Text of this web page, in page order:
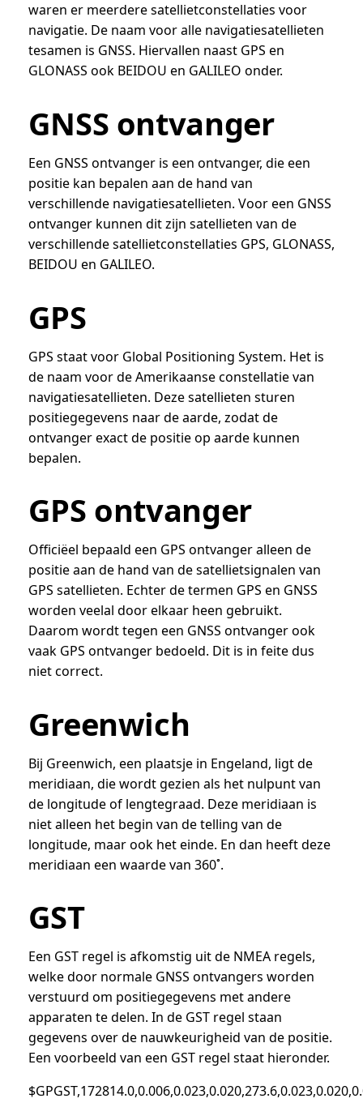
waren er meerdere satellietconstellaties voor
navigatie. De naam voor alle navigatiesatellieten
tesamen is GNSS. Hiervallen naast GPS en
GLONASS ook BEIDOU en GALILEO onder.
GNSS ontvanger
Een GNSS ontvanger is een ontvanger, die een
positie kan bepalen aan de hand van
verschillende navigatiesatellieten. Voor een GNSS
ontvanger kunnen dit zijn satellieten van de
verschillende satellietconstellaties GPS, GLONASS,
BEIDOU en GALILEO.
GPS
GPS staat voor Global Positioning System. Het is
de naam voor de Amerikaanse constellatie van
navigatiesatellieten. Deze satellieten sturen
positiegegevens naar de aarde, zodat de
ontvanger exact de positie op aarde kunnen
bepalen.
GPS ontvanger
Officiëel bepaald een GPS ontvanger alleen de
positie aan de hand van de satellietsignalen van
GPS satellieten. Echter de termen GPS en GNSS
worden veelal door elkaar heen gebruikt.
Daarom wordt tegen een GNSS ontvanger ook
vaak GPS ontvanger bedoeld. Dit is in feite dus
niet correct.
Greenwich
Bij Greenwich, een plaatsje in Engeland, ligt de
meridiaan, die wordt gezien als het nulpunt van
de longitude of lengtegraad. Deze meridiaan is
niet alleen het begin van de telling van de
longitude, maar ook het einde. En dan heeft deze
meridiaan een waarde van 360˚.
GST
Een GST regel is afkomstig uit de NMEA regels,
welke door normale GNSS ontvangers worden
verstuurd om positiegegevens met andere
apparaten te delen. In de GST regel staan
gegevens over de nauwkeurigheid van de positie.
Een voorbeeld van een GST regel staat hieronder.